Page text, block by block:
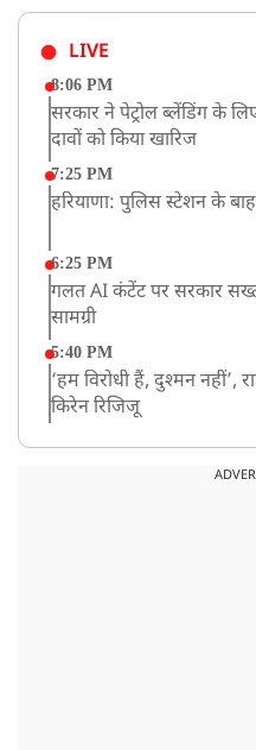
LIVE
8:06 PM
सरकार ने पेट्रोल ब्लेंडिंग के
दावों को किया खारिज
7:25 PM
हरियाणा: पुलिस स्टेशन के
6:25 PM
गलत AI कंटेंट पर सरकार
सामग्री
5:40 PM
‘हम विरोधी हैं, दुश्मन नहीं’,
किरेन रिजिजू
झारखंड के छात्रों को CJP का